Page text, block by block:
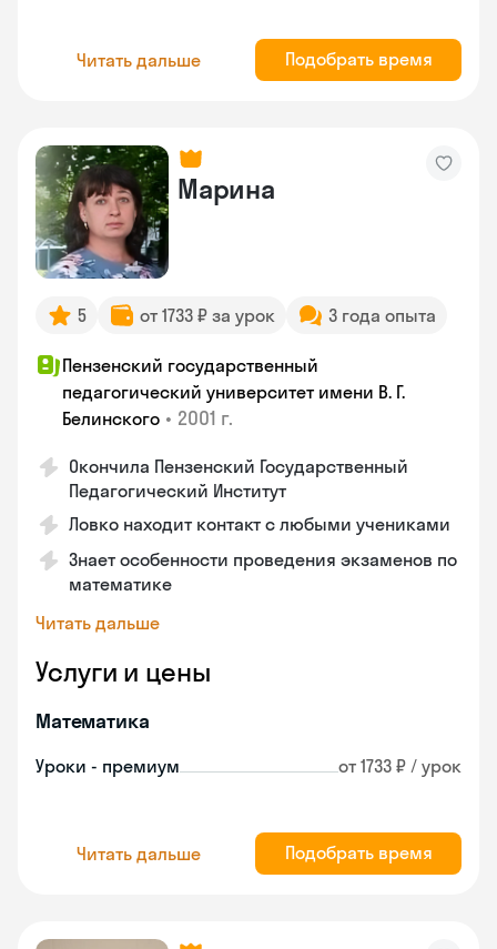
Читать дальше Подобрать время
Марина
5 от 1733 ₽ за урок 3 года опыта
Пензенский государственный
педагогический университет имени В. Г.
Белинского • 2001 г.
Окончила Пензенский Государственный
Педагогический Институт
Ловко находит контакт с любыми учениками
Знает особенности проведения экзаменов по
математике
Читать дальше
Услуги и цены
Математика
Уроки - премиум от 1733 ₽ / урок
Читать дальше Подобрать время